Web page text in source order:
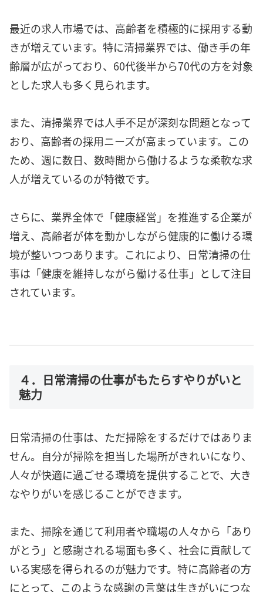
最近の求人市場では、高齢者を積極的に採用する動
きが増えています。特に清掃業界では、働き手の年
齢層が広がっており、60代後半から70代の方を対象
とした求人も多く見られます。
また、清掃業界では人手不足が深刻な問題となって
おり、高齢者の採用ニーズが高まっています。この
ため、週に数日、数時間から働けるような柔軟な求
人が増えているのが特徴です。
さらに、業界全体で「健康経営」を推進する企業が
増え、高齢者が体を動かしながら健康的に働ける環
境が整いつつあります。これにより、日常清掃の仕
事は「健康を維持しながら働ける仕事」として注目
されています。
４．日常清掃の仕事がもたらすやりがいと
魅力
日常清掃の仕事は、ただ掃除をするだけではありま
せん。自分が掃除を担当した場所がきれいになり、
人々が快適に過ごせる環境を提供することで、大き
なやりがいを感じることができます。
また、掃除を通じて利用者や職場の人々から「あり
がとう」と感謝される場面も多く、社会に貢献して
いる実感を得られるのが魅力です。特に高齢者の方
にとって、このような感謝の言葉は生きがいにつな